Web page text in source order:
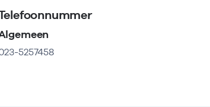
5257458